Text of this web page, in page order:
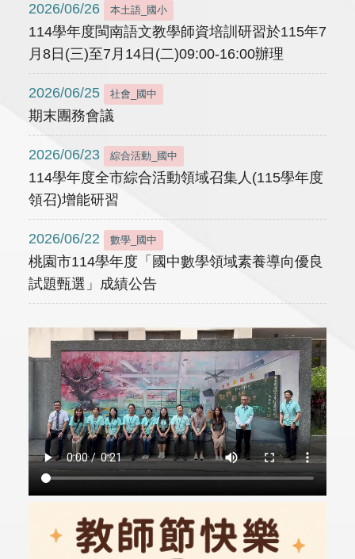
2026/06/26 本土語_國小
114學年度閩南語文教學師資培訓研習於115年7
月8日(三)至7月14日(二)09:00-16:00辦理
2026/06/25 社會_國中
期末團務會議
2026/06/23 綜合活動_國中
114學年度全市綜合活動領域召集人(115學年度
領召)增能研習
2026/06/22 數學_國中
桃園市114學年度「國中數學領域素養導向優良
試題甄選」成績公告